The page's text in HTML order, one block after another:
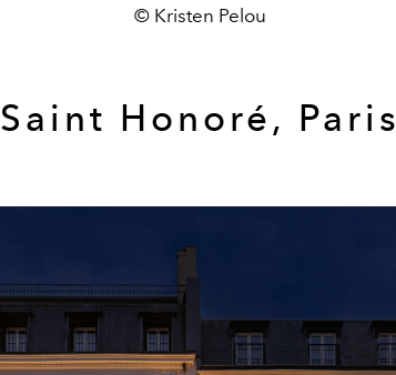
© Kristen Pelou
Saint Honoré, Paris